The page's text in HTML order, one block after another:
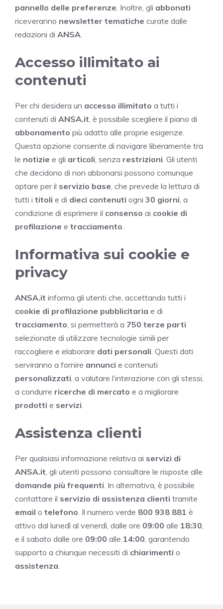
pannello delle preferenze. Inoltre, gli abbonati
riceveranno newsletter tematiche curate dalle
redazioni di ANSA.
Accesso illimitato ai
contenuti
Per chi desidera un accesso illimitato a tutti i
contenuti di ANSA.it, è possibile scegliere il piano di
abbonamento più adatto alle proprie esigenze.
Questa opzione consente di navigare liberamente tra
le notizie e gli articoli, senza restrizioni. Gli utenti
che decidono di non abbonarsi possono comunque
optare per il servizio base, che prevede la lettura di
tutti i titoli e di dieci contenuti ogni 30 giorni, a
condizione di esprimere il consenso ai cookie di
profilazione e tracciamento.
Informativa sui cookie e
privacy
ANSA.it informa gli utenti che, accettando tutti i
cookie di profilazione pubblicitaria e di
tracciamento, si permetterà a 750 terze parti
selezionate di utilizzare tecnologie simili per
raccogliere e elaborare dati personali. Questi dati
serviranno a fornire annunci e contenuti
personalizzati, a valutare l’interazione con gli stessi,
a condurre ricerche di mercato e a migliorare
prodotti e servizi.
Assistenza clienti
Per qualsiasi informazione relativa ai servizi di
ANSA.it, gli utenti possono consultare le risposte alle
domande più frequenti. In alternativa, è possibile
contattare il servizio di assistenza clienti tramite
email o telefono. Il numero verde 800 938 881 è
attivo dal lunedì al venerdì, dalle ore 09:00 alle 18:30,
e il sabato dalle ore 09:00 alle 14:00, garantendo
supporto a chiunque necessiti di chiarimenti o
assistenza.